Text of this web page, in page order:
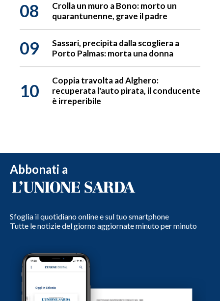
08
Crolla un muro a Bono: morto un
quarantunenne, grave il padre
09
Sassari, precipita dalla scogliera a
Porto Palmas: morta una donna
10
Coppia travolta ad Alghero:
recuperata l'auto pirata, il conducente
è irreperibile
Abbonati a
Sfoglia il quotidiano online e sul tuo smartphone
Tutte le notizie del giorno aggiornate minuto per minuto